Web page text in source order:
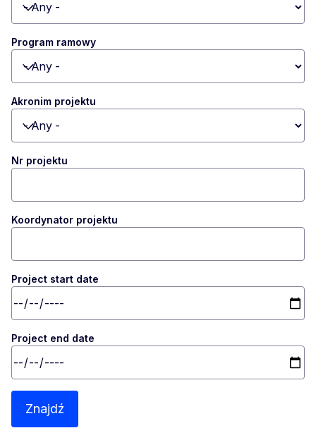
Toggle dropdown
Program ramowy
Toggle dropdown
Akronim projektu
Toggle dropdown
Nr projektu
Koordynator projektu
Project start date
Project end date
Znajdź